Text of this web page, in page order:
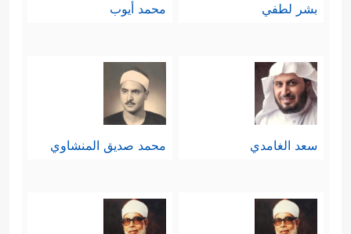
بشر لطفي محمد أيوب
سعد الغامدي محمد صديق المنشاوي